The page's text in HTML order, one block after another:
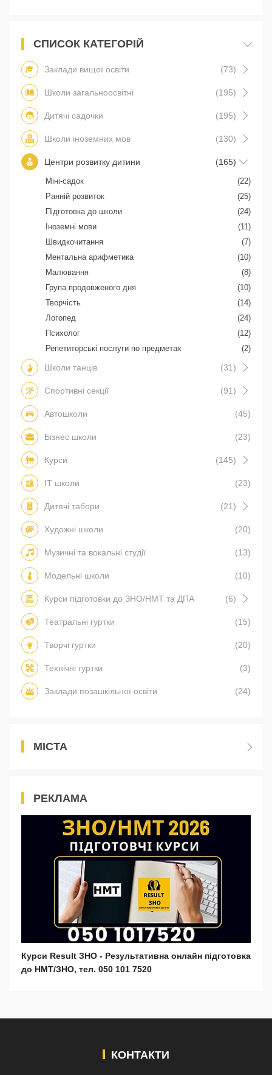
СПИСОК КАТЕГОРІЙ
Заклади вищої освіти (73)
Школи загальноосвітні (195)
Дитячі садочки (195)
Школи іноземних мов (130)
Центри розвитку дитини (165)
Міні-садок
(22)
Ранній розвиток
(25)
Підготовка до школи
(24)
Іноземні мови
(11)
Швидкочитання
(7)
Ментальна арифметика
(10)
Малювання
(8)
Група продовженого дня
(10)
Творчість
(14)
Логопед
(24)
Психолог
(12)
Репетиторські послуги по предметах
(2)
Школи танців (31)
Спортивні секції (91)
Автошколи (45)
Бізнес школи (23)
Курси (145)
IT школи (23)
Дитячі табори (21)
Художні школи (20)
Музичні та вокальні студії (13)
Модельні школи (10)
Курси підготовки до ЗНО/НМТ та ДПА (6)
Театральні гуртки (15)
Творчі гуртки (20)
Технічні гуртки (3)
Заклади позашкільної освіти (24)
МІСТА
РЕКЛАМА
Курси Result ЗНО - Результативна онлайн підготовка
до НМТ/ЗНО, тел. 050 101 7520
КОНТАКТИ